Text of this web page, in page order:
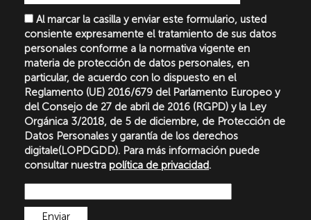
Al marcar la casilla y enviar este formulario, usted
consiente expresamente el tratamiento de sus datos
personales conforme a la normativa vigente en
materia de protección de datos personales, en
particular, de acuerdo con lo dispuesto en el
Reglamento (UE) 2016/679 del Parlamento Europeo y
del Consejo de 27 de abril de 2016 (RGPD) y la Ley
Orgánica 3/2018, de 5 de diciembre, de Protección de
Datos Personales y garantía de los derechos
digitale(LOPDGDD). Para más información puede
consultar nuestra política de privacidad.